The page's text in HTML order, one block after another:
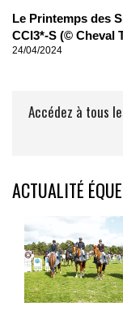
Le Printemps des
CCI3*-S (© Cheval
24/04/2024
Accédez à tous
ACTUALITÉ